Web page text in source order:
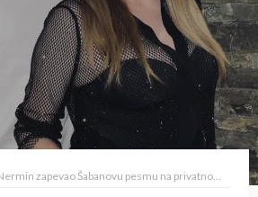
zapevao Šabanovu pesmu na privatnom druženju, reakcija porodice Šaulić će vas oduševiti VIDEO